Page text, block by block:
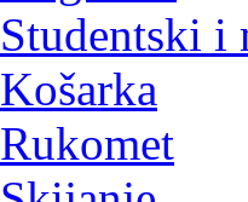
Studentski i
Košarka
Rukomet